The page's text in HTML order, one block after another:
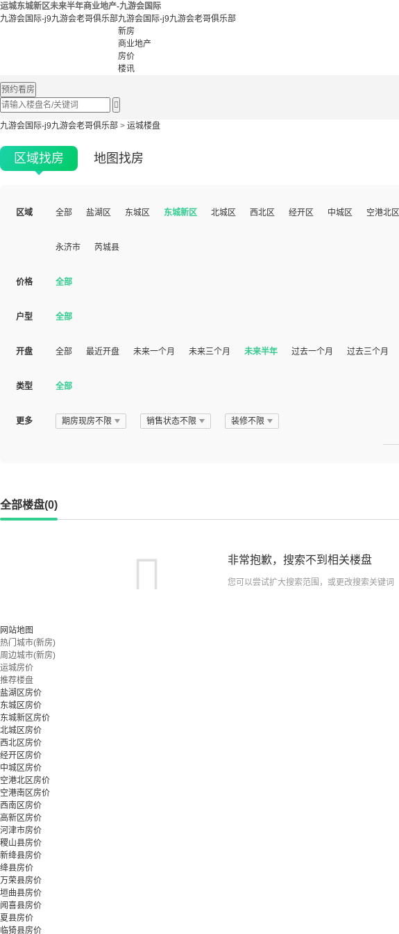
运城东城新区未来半年商业地产-九游会国际
九游会国际-j9九游会老哥俱乐部九游会国际-j9九游会老哥俱乐部
新房
商业地产
房价
楼讯
预约看房

九游会国际-j9九游会老哥俱乐部 > 运城楼盘
区域找房 地图找房
区域 全部 盐湖区 东城区 东城新区 北城区 西北区 经开区 中城区 空港北区
永济市 芮城县
价格 全部
户型 全部
开盘 全部 最近开盘 未来一个月 未来三个月 未来半年 过去一个月 过去三个月
类型 全部
更多 期房现房不限 销售状态不限 装修不限
全部楼盘(0)
非常抱歉，搜索不到相关楼盘
您可以尝试扩大搜索范围，或更改搜索关键词
网站地图
热门城市(新房)
周边城市(新房)
运城房价
推荐楼盘
盐湖区房价
东城区房价
东城新区房价
北城区房价
西北区房价
经开区房价
中城区房价
空港北区房价
空港南区房价
西南区房价
高新区房价
河津市房价
稷山县房价
新绛县房价
绛县房价
万荣县房价
垣曲县房价
闻喜县房价
夏县房价
临猗县房价